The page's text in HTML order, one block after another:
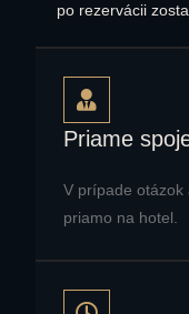
po rezervácii
Priame
V prípade otázok
priamo na hotel.